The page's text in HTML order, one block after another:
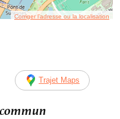
Corriger l’adresse ou la localisation
Trajet Maps